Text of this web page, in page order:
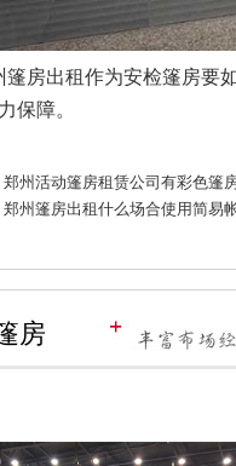
房出租作为安检篷房要如
保障。
郑州活动篷房租赁公司有彩色篷
郑州篷房出租什么场合使用简易
房